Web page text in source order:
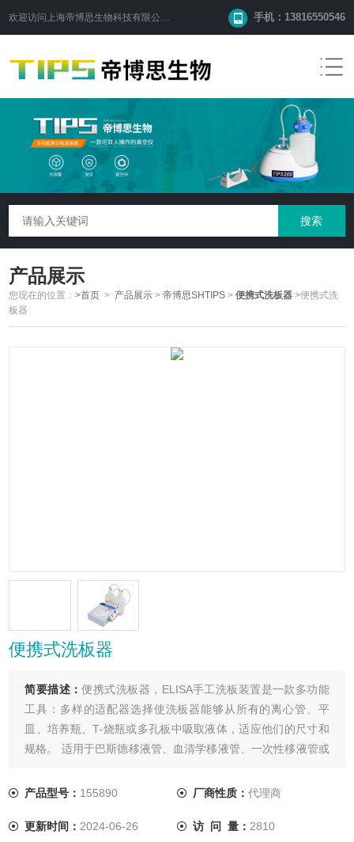
欢迎访问 上海帝博思生物科技有限公司 手机：13816550546
产品展示
您现在的位置：>首页 > 产品展示 >帝博思SHTIPS >便携式洗板器 >便携式洗
板器
便携式洗板器
简要描述：便携式洗板器，ELISA手工洗板装置是一款多功能
工具：多样的适配器选择使洗板器能够从所有的离心管、平
皿、培养瓶、T-烧瓶或多孔板中吸取液体，适应他们的尺寸和
规格。 适用于巴斯德移液管、血清学移液管、一次性移液管或
产品型号： 155890 厂商性质： 代理商
更新时间： 2024-06-26 访 问 量： 2810